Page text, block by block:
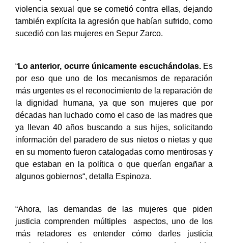
violencia sexual que se cometió contra ellas, dejando
también explícita la agresión que habían sufrido, como
sucedió con las mujeres en Sepur Zarco.
Lo anterior, ocurre únicamente escuchándolas.Es
por eso que uno de los mecanismos de reparación
más urgentes es el reconocimiento de la reparación de
la dignidad humana, ya que son mujeres que por
décadas han luchado como el caso de las madres que
ya llevan 40 años buscando a sus hijes, solicitando
información del paradero de sus nietos o nietas y que
en su momento fueron catalogadas como mentirosas y
que estaban en la política o que querían engañar a
algunos gobiernos“, detalla Espinoza.
“Ahora, las demandas de las mujeres que piden
justicia comprenden múltiples aspectos, uno de los
más retadores es entender cómo darles justicia